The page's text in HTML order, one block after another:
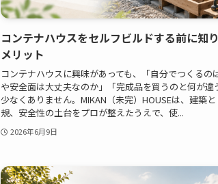
コンテナハウスをセルフビルドする前に知
メリット
コンテナハウスに興味があっても、「自分でつくるの
や安全面は大丈夫なのか」「完成品を買うのと何が違
少なくありません。MIKAN（未完）HOUSEは、建築
規、安全性の土台をプロが整えたうえで、使...
2026年6月9日